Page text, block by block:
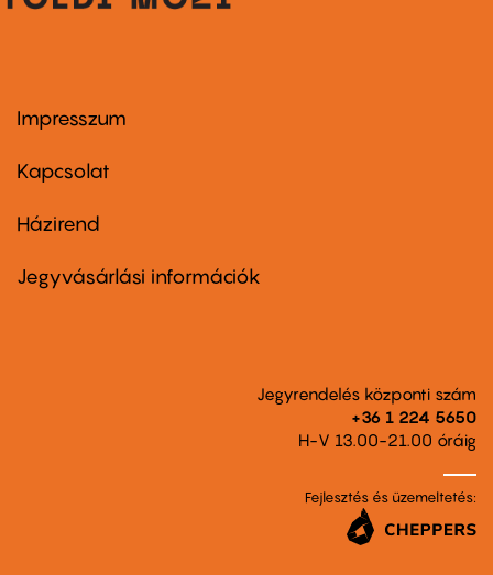
Footer
first
Impresszum
Kapcsolat
Footer
second
Házirend
Jegyvásárlási információk
Jegyrendelés központi szám
+36 1 224 5650
H-V 13.00-21.00 óráig
Fejlesztés és üzemeltetés: